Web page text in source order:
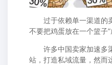
过于依赖单一渠道的卖
不要把鸡蛋放在一个篮子”
许多中国卖家加速多
站，打造私域流量，然而